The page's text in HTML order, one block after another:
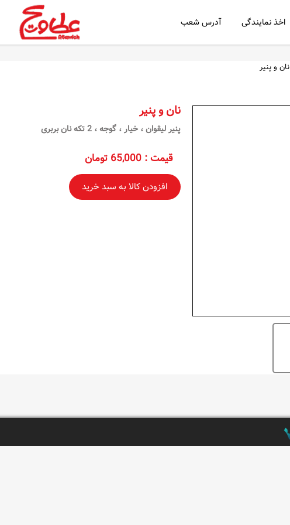
اخذ نمایندگی آدرس شعب
نان و پنیر
نان و پنیر
پنیر لیقوان ، خیار ، گوجه ، 2 تکه نان بربری
قیمت: 65,000 تومان
افزودن کالا به سبد خرید